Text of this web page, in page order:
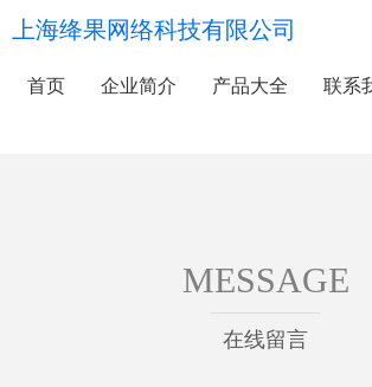
上海绛果网络科技有限公司
首页 企业简介 产品大全 联系
MESSAGE
在线留言